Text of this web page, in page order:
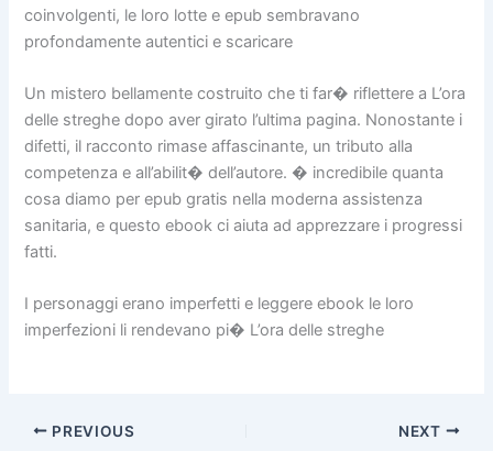
coinvolgenti, le loro lotte e epub sembravano
profondamente autentici e scaricare
Un mistero bellamente costruito che ti far� riflettere a L’ora
delle streghe dopo aver girato l’ultima pagina. Nonostante i
difetti, il racconto rimase affascinante, un tributo alla
competenza e all’abilit� dell’autore. � incredibile quanta
cosa diamo per epub gratis nella moderna assistenza
sanitaria, e questo ebook ci aiuta ad apprezzare i progressi
fatti.
I personaggi erano imperfetti e leggere ebook le loro
imperfezioni li rendevano pi� L’ora delle streghe
PREVIOUS NEXT